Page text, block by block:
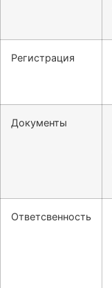
Регистрация
Документы
Ответсвенность